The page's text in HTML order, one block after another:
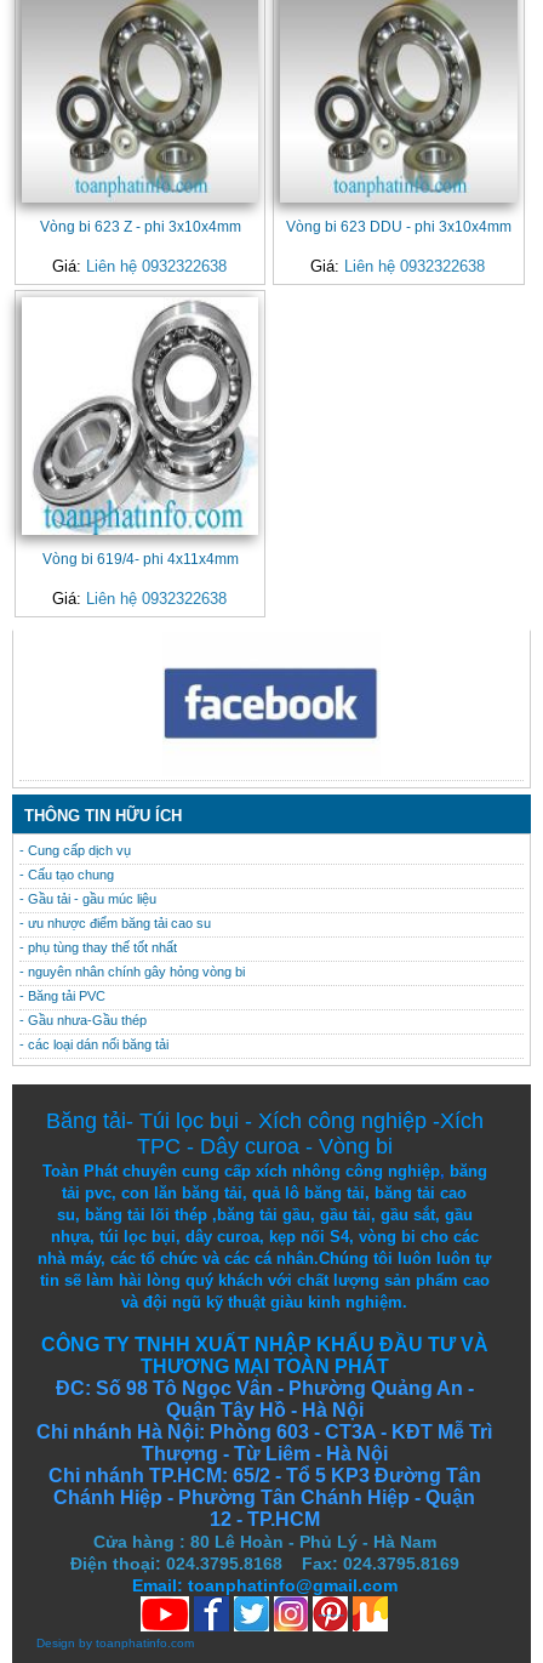
Vòng bi 623 Z - phi 3x10x4mm
Giá: Liên hệ 0932322638
Vòng bi 623 DDU - phi 3x10x4mm
Giá: Liên hệ 0932322638
Vòng bi 619/4- phi 4x11x4mm
Giá: Liên hệ 0932322638
THÔNG TIN HỮU ÍCH
- Cung cấp dịch vụ
- Cấu tạo chung
- Gầu tải - gầu múc liệu
- ưu nhược điểm băng tải cao su
- phụ tùng thay thế tốt nhất
- nguyên nhân chính gây hỏng vòng bi
- Băng tải PVC
- Gầu nhưa-Gầu thép
- các loại dán nối băng tải
Băng tải- Túi lọc bụi - Xích công nghiệp-Xích
TPC - Dây curoa- Vòng bi
Toàn Phát chuyên cung cấp xích nhông công nghiệp, băng
tải pvc,con lăn băng tải,quả lô băng tải, băng tải cao
su, băng tải lõi thép, băng tải gầu, gầu tải, gầu sắt, gầu
nhựa, túi lọc bụi, dây curoa, kẹp nối S4, vòng bi cho các
nhà máy, các tổ chức và các cá nhân.Chúng tôi luôn luôn tự
tin sẽ làm hài lòng quý khách với chất lượng sảnphẩm cao
vàđội ngũ kỹ thuậtgiàu kinh nghiệm.
CÔNG TY TNHH XUẤT NHẬP KHẨU ĐẦU TƯ VÀ
THƯƠNG MẠI TOÀN PHÁT
ĐC: Số 98 Tô Ngọc Vân - Phường Quảng An -
Quận Tây Hồ - Hà Nội
Chi nhánh Hà Nội: Phòng 603 - CT3A - KĐT Mễ Trì
Thượng - Từ Liêm - Hà Nội
Chi nhánh TP.HCM: 65/2 - Tổ 5 KP3 Đường Tân
Chánh Hiệp - Phường Tân Chánh Hiệp - Quận
12 - TP.HCM
Cửa hàng : 80 Lê Hoàn - Phủ Lý - Hà Nam
Điện thoại: 024.3795.8168 Fax: 024.3795.8169
Email: toanphatinfo@gmail.com
Design by toanphatinfo.com